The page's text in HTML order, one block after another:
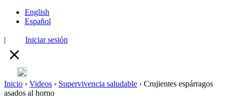
English
Español
| Iniciar sesión
Inicio › Videos › Supervivencia saludable › Crujientes espárragos
asados al horno